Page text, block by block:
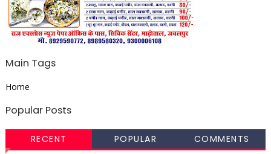
Main Tags
Home
Popular Posts
RECENT POPULAR COMMENTS